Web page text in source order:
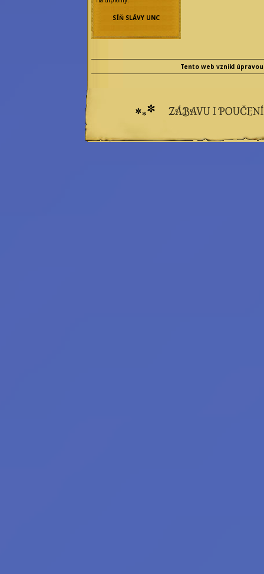
Aya Watanabe
Eilonwy Ellesméry
Enola Gatito
Felicitas
Meningitida
Rebecca Werde
Emeritní
SÍŇ SLÁVY UNC
Tento web vznikl